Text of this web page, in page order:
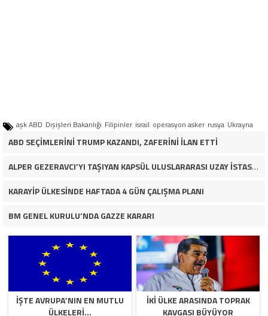
aşk ABD Dışişleri Bakanlığı Filipinler israil operasyon asker rusya Ukrayna
ABD SEÇİMLERİNİ TRUMP KAZANDI, ZAFERİNİ İLAN ETTİ
ALPER GEZERAVCI’YI TAŞIYAN KAPSÜL ULUSLARARASI UZAY İSTASYONU’NA KENETLENDİ
KARAYİP ÜLKESİNDE HAFTADA 4 GÜN ÇALIŞMA PLANI
BM GENEL KURULU’NDA GAZZE KARARI
İŞTE AVRUPA’NIN EN MUTLU
ÜLKELERİ…
İKİ ÜLKE ARASINDA TOPRAK
KAVGASI BÜYÜYOR